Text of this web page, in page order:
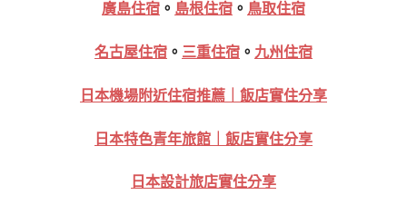
廣島住宿 。 島根住宿 。 鳥取住宿
名古屋住宿 。 三重住宿 。 九州住宿
日本機場附近住宿推薦｜飯店實住分享
日本特色青年旅館｜飯店實住分享
日本設計旅店實住分享